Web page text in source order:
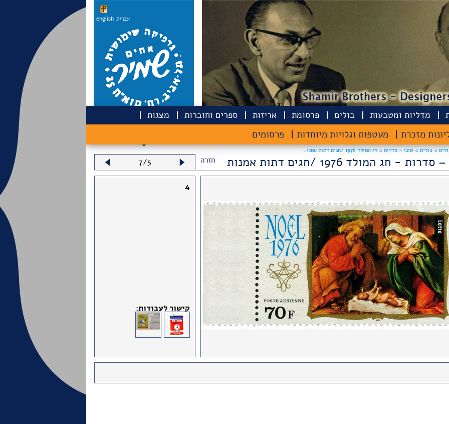
english עברית
מדליות ומטבעות בולים
מזכרת מעטפות וגלויות מיוחדות פרסומים
פרסומת אריזות ספרים וחוברות
מצגות
»בולים »טוגו – סדרות » חג המולד 1976 /חגים דתות אמנו...
7/5 - חג המולד 1976 /חגים דתות אמנות חזרה
4
קישור לעבודות: